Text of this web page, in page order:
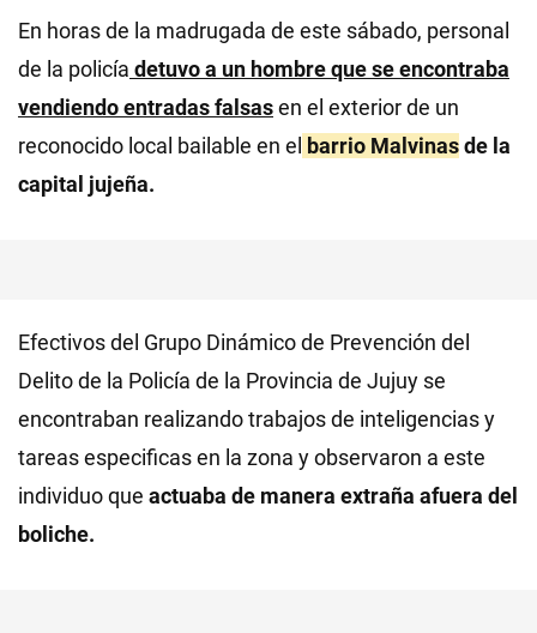
En horas de la madrugada de este sábado, personal
de la policía detuvo a un hombre que se encontraba
vendiendo entradas falsasen el exterior de un
reconocido local bailable en el barrio Malvinasde la
capital jujeña.
Efectivos del Grupo Dinámico de Prevención del
Delito de la Policía de la Provincia de Jujuy se
encontraban realizando trabajos de inteligencias y
tareas especificas en la zona y observaron a este
individuo que actuaba de manera extraña afuera del
boliche.